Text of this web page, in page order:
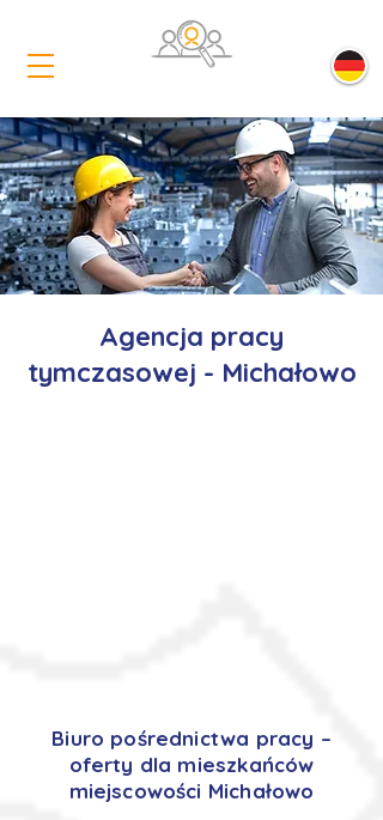
Agencja pracy
tymczasowej - Michałowo
Biuro pośrednictwa pracy –
oferty dla mieszkańców
miejscowości Michałowo